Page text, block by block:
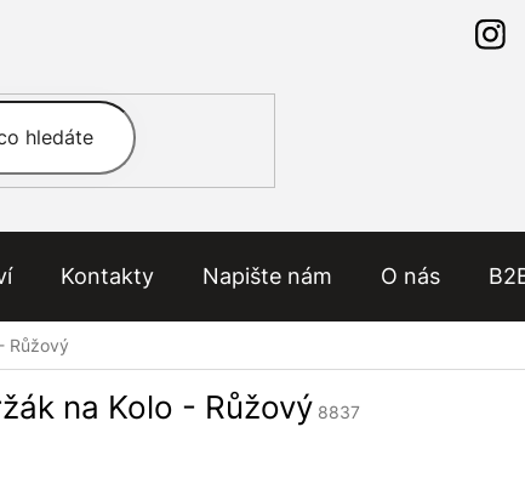
Kontakty Napište nám O nás
Růžový
na Kolo - Růžový 8837